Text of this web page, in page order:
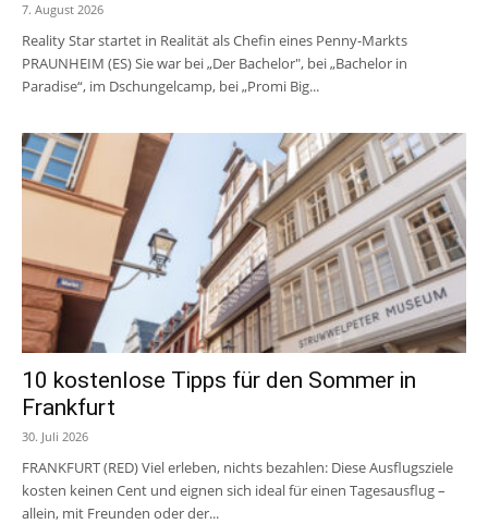
7. August 2026
Reality Star startet in Realität als Chefin eines Penny-Markts
PRAUNHEIM (ES) Sie war bei „Der Bachelor", bei „Bachelor in
Paradise“, im Dschungelcamp, bei „Promi Big...
10 kostenlose Tipps für den Sommer in
Frankfurt
30. Juli 2026
FRANKFURT (RED) Viel erleben, nichts bezahlen: Diese Ausflugsziele
kosten keinen Cent und eignen sich ideal für einen Tagesausflug –
allein, mit Freunden oder der...